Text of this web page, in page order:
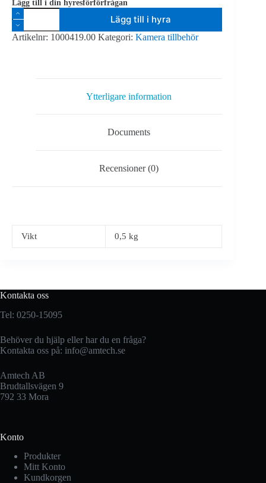
Lägg till i din hyresförförfrågan
Tamron
Objektiv
16-
300
Lägg till i hyra
Artikelnr: 1000419.00 Kategori: Kamera tillbehör
Ytterligare information
Documents
Recensioner (0)
Vikt 0,5 kg
Kontakta oss
Tel: 0250-15095
Behöver du hjälp eller har du en fråga?
Kontakta oss på: info@amtech.se
Amtech AB
Brudtallsvägen 9
792 33 Mora
Konto
Produkter
Mitt Konto
Kundkorgen